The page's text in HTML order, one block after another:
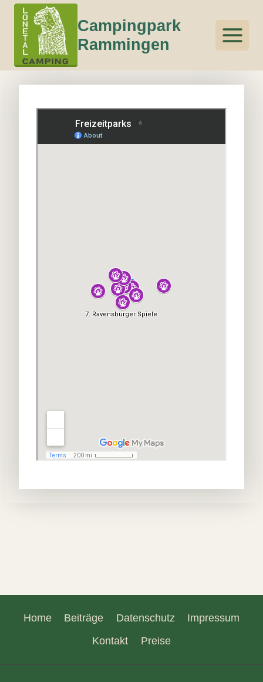
Zum
Inhalt
springen
Campingpark
Rammingen
Home Beiträge Datenschutz
Impressum
Kontakt
Preise